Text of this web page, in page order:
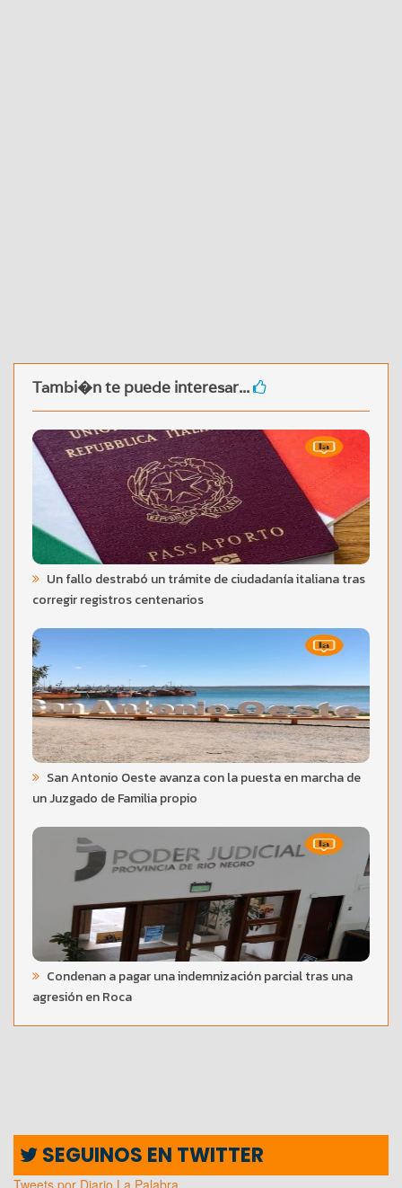
Tambi�n te puede interesar...
Un fallo destrabó un trámite de ciudadanía italiana tras
corregir registros centenarios
San Antonio Oeste avanza con la puesta en marcha de
un Juzgado de Familia propio
Condenan a pagar una indemnización parcial tras una
agresión en Roca
SEGUINOS EN TWITTER